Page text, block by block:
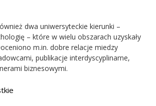
dwa uniwersyteckie kierunki –
– które w wielu obszarach uzyskały
m.in. dobre relacje miedzy
publikacje interdyscyplinarne,
biznesowymi.